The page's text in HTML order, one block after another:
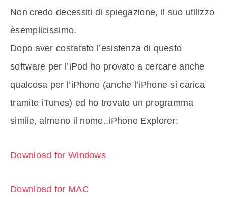
Non credo decessiti di spiegazione, il suo utilizzo
èsemplicissimo.
Dopo aver costatato l’esistenza di questo
software per l’iPod ho provato a cercare anche
qualcosa per l’iPhone (anche l’iPhone si carica
tramite iTunes) ed ho trovato un programma
simile, almeno il nome..iPhone Explorer:
Download for Windows
Download for MAC